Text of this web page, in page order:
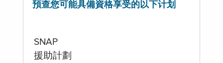
預查您可能具備資格享受的以下计划
SNAP
援助計劃